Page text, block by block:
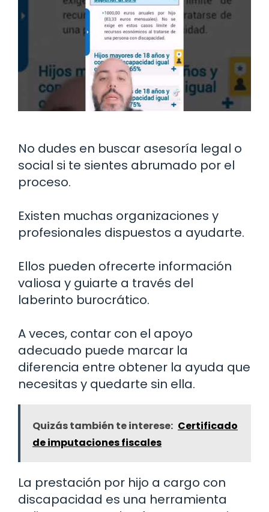
No dudes en buscar asesoría legal o
social si te sientes abrumado por el
proceso.
Existen muchas organizaciones y
profesionales dispuestos a ayudarte.
Ellos pueden ofrecerte información
valiosa y guiarte a través del
laberinto burocrático.
A veces, contar con el apoyo
adecuado puede marcar la
diferencia entre obtener la ayuda que
necesitas y quedarte sin ella.
Quizás también te interese: Certificado
de imputaciones fiscales
La prestación por hijo a cargo con
discapacidad es una herramienta